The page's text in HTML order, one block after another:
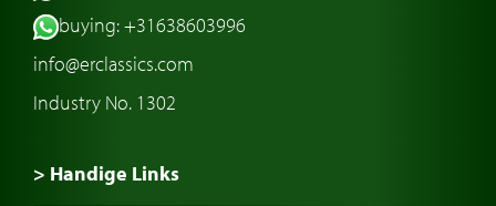
buying: +31638603996
info@erclassics.com
Industry No. 1302
> Handige Links